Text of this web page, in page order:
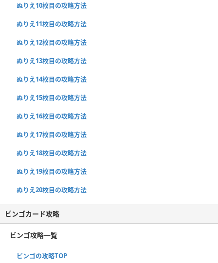
ぬりえ10枚目の攻略方法
ぬりえ11枚目の攻略方法
ぬりえ12枚目の攻略方法
ぬりえ13枚目の攻略方法
ぬりえ14枚目の攻略方法
ぬりえ15枚目の攻略方法
ぬりえ16枚目の攻略方法
ぬりえ17枚目の攻略方法
ぬりえ18枚目の攻略方法
ぬりえ19枚目の攻略方法
ぬりえ20枚目の攻略方法
ビンゴカード攻略
ビンゴ攻略一覧
ビンゴの攻略TOP